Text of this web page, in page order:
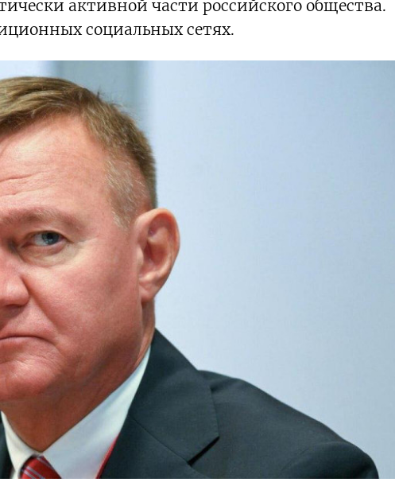
активной части российского общества.
социальных сетях.